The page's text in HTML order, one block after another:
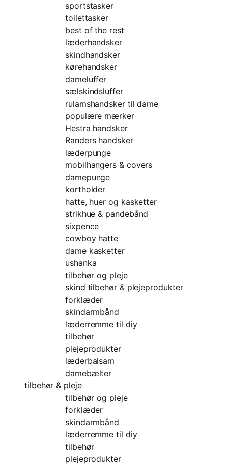
sportstasker
toilettasker
best of the rest
læderhandsker
skindhandsker
kørehandsker
dameluffer
sælskindsluffer
rulamshandsker til dame
populære mærker
Hestra handsker
Randers handsker
læderpunge
mobilhangers & covers
damepunge
kortholder
hatte, huer og kasketter
strikhue & pandebånd
sixpence
cowboy hatte
dame kasketter
ushanka
tilbehør og pleje
skind tilbehør & plejeprodukter
forklæder
skindarmbånd
læderremme til diy
tilbehør
plejeprodukter
læderbalsam
damebælter
tilbehør & pleje
tilbehør og pleje
forklæder
skindarmbånd
læderremme til diy
tilbehør
plejeprodukter